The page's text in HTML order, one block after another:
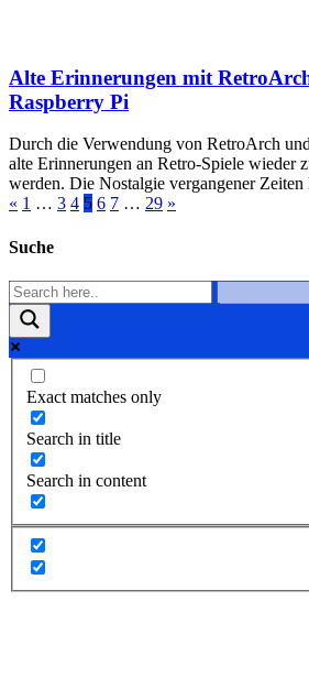
Alte Erinnerungen mit
Raspberry Pi
Durch die Verwendung von RetroArch
alte Erinnerungen an Retro-Spiele wieder
werden. Die Nostalgie vergangener
« 1 … 3 4 5 6 7 … 29 »
Suche
Exact matches only
Search in title
Search in content